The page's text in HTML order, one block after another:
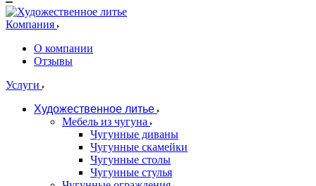
Компания
О компании
Отзывы
Услуги
Художественное литье
Мебель из чугуна
Чугунные диваны
Чугунные скамейки
Чугунные столы
Чугунные стулья